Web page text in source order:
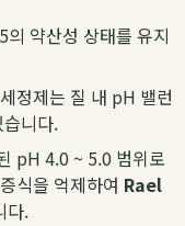
약산성 상태를 유지
정제는 질 내 pH 밸런
니다.
pH 4.0 ~ 5.0 범위로
식을 억제하여 Rael
다.